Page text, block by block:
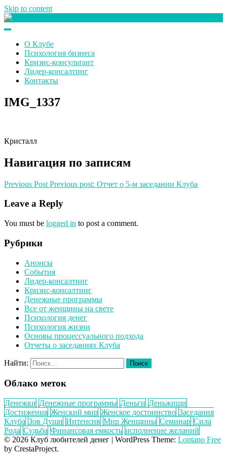
Skip to content
О Клубе
Психология бизнеса
Кризис-консультант
Лидер-консалтинг
Контакты
IMG_1337
Кристалл
Навигация по записям
Previous Post Previous post: Отчет о 5-м заседании Клуба
Leave a Reply
You must be logged in to post a comment.
Рубрики
Анонсы
События
Лидер-консалтинг
Кризис-консалтинг
Денежные программы
Все от женщины на свете
Психология денег
Психология жизни
Основы процессуального подхода
Отчеты о заседаниях Клуба
Найти:
Облако меток
Денежки Денежные программы Деньги Деньжищи
Достижения Женский мир Женское достоинство Заседания
Клуба Зов Души Интенсив Мир Женщины Семинар Сила
Рода Судьба Финансовая емкость исполнение желаний
© 2026 Клуб любителей денег | WordPress Theme: Lontano Free
by CrestaProject.